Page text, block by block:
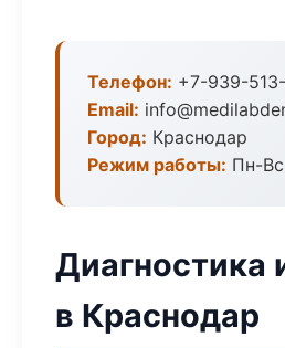
Телефон: +7-939-
Email:
Город: Краснодар
Режим работы: Пн-
Диагностика
в Краснодар